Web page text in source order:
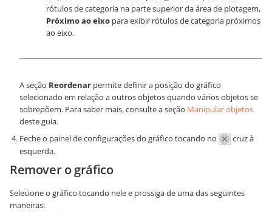
rótulos de categoria na parte superior da área de plotagem,
Próximo ao eixo para exibir rótulos de categoria próximos
ao eixo.
A seção Reordenar permite definir a posição do gráfico
selecionado em relação a outros objetos quando vários objetos se
sobrepõem. Para saber mais, consulte a seção Manipular objetos
deste guia.
Feche o painel de configurações do gráfico tocando no
cruz à
esquerda.
Remover o gráfico
Selecione o gráfico tocando nele e prossiga de uma das seguintes
maneiras: